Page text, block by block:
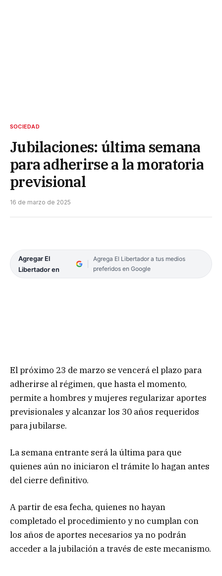
SOCIEDAD
Jubilaciones: última semana
para adherirse a la moratoria
previsional
16 de marzo de 2025
Agregar El
Libertador en
Agrega El Libertador a tus medios
preferidos en Google
El próximo 23 de marzo se vencerá el plazo para
adherirse al régimen, que hasta el momento,
permite a hombres y mujeres regularizar aportes
previsionales y alcanzar los 30 años requeridos
para jubilarse.
La semana entrante será la última para que
quienes aún no iniciaron el trámite lo hagan antes
del cierre definitivo.
A partir de esa fecha, quienes no hayan
completado el procedimiento y no cumplan con
los años de aportes necesarios ya no podrán
acceder a la jubilación a través de este mecanismo.